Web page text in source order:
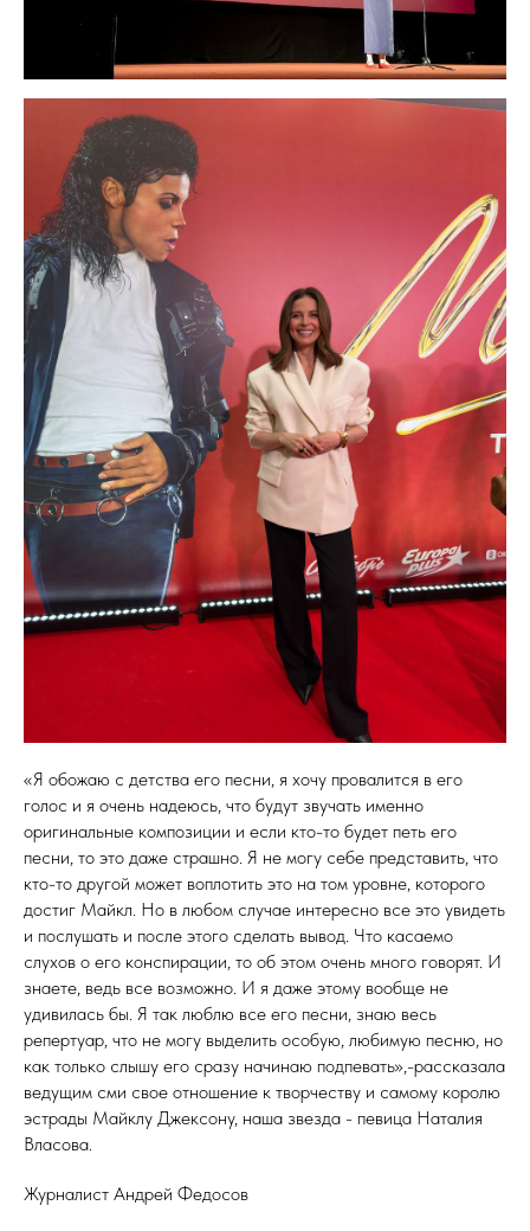
«Я обожаю с детства его песни, я хочу провалится в его
голос и я очень надеюсь, что будут звучать именно
оригинальные композиции и если кто-то будет петь его
песни, то это даже страшно. Я не могу себе представить, что
кто-то другой может воплотить это на том уровне, которого
достиг Майкл. Но в любом случае интересно все это увидеть
и послушать и после этого сделать вывод. Что касаемо
слухов о его конспирации, то об этом очень много говорят. И
знаете, ведь все возможно. И я даже этому вообще не
удивилась бы. Я так люблю все его песни, знаю весь
репертуар, что не могу выделить особую, любимую песню, но
как только слышу его сразу начинаю подпевать»,-рассказала
ведущим сми свое отношение к творчеству и самому королю
эстрады Майклу Джексону, наша звезда - певица Наталия
Власова.
Журналист Андрей Федосов